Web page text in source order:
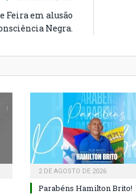
Feira em alusão
Negra.
2 DE AGOSTO DE 2026
Parabéns Hamilton Brito!